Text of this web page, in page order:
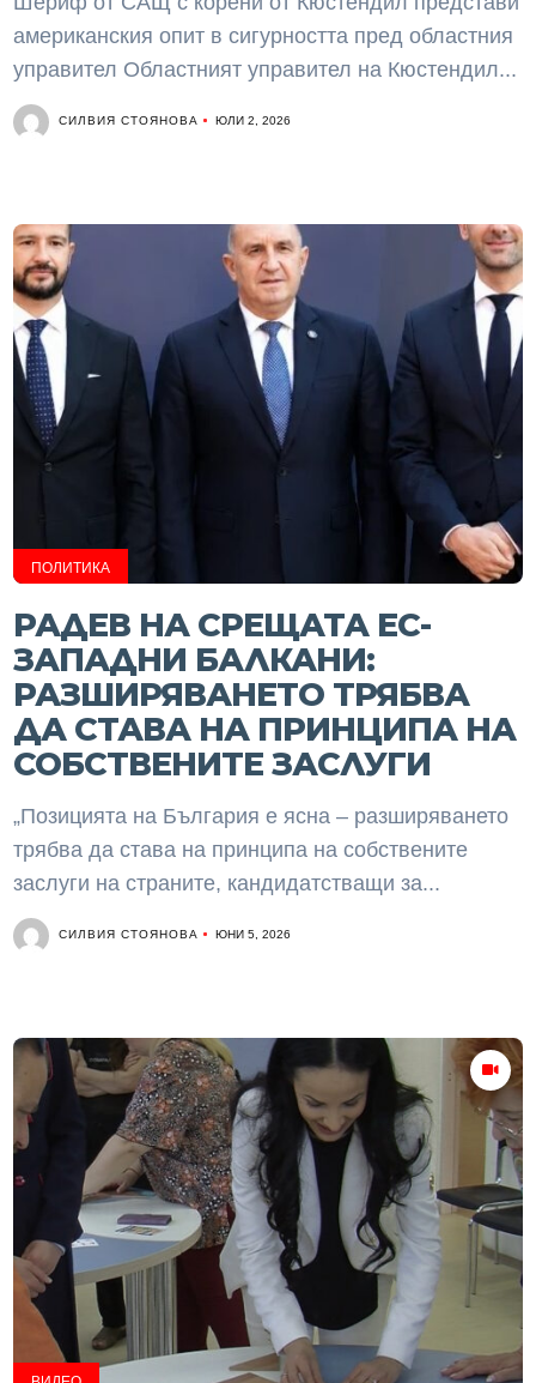
американския опит в сигурността пред областния
управител Областният управител на Кюстендил...
СИЛВИЯ СТОЯНОВА ЮЛИ 2, 2026
ПОЛИТИКА
РАДЕВ НА СРЕЩАТА ЕС-
ЗАПАДНИ БАЛКАНИ:
РАЗШИРЯВАНЕТО ТРЯБВА
ДА СТАВА НА ПРИНЦИПА НА
СОБСТВЕНИТЕ ЗАСЛУГИ
„Позицията на България е ясна – разширяването
трябва да става на принципа на собствените
заслуги на страните, кандидатстващи за...
СИЛВИЯ СТОЯНОВА ЮНИ 5, 2026